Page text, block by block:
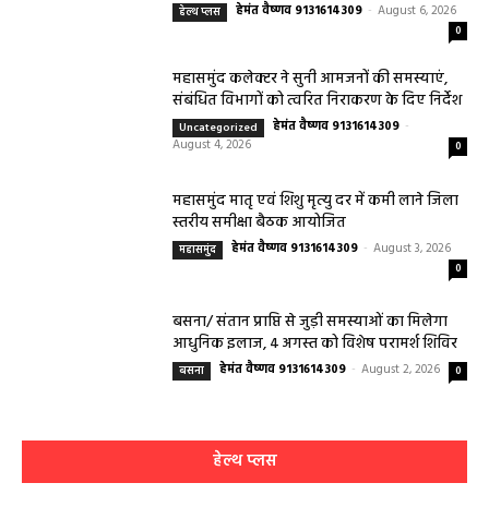
हेल्थ प्लस हेमंत वैष्णव 9131614309 - August 6, 2026
0
महासमुंद कलेक्टर ने सुनी आमजनों की समस्याएं,
संबंधित विभागों को त्वरित निराकरण के दिए निर्देश
Uncategorized हेमंत वैष्णव 9131614309 -
August 4, 2026
0
महासमुंद मातृ एवं शिशु मृत्यु दर में कमी लाने जिला
स्तरीय समीक्षा बैठक आयोजित
महासमुंद हेमंत वैष्णव 9131614309 - August 3, 2026
0
बसना/ संतान प्राप्ति से जुड़ी समस्याओं का मिलेगा
आधुनिक इलाज, 4 अगस्त को विशेष परामर्श शिविर
बसना हेमंत वैष्णव 9131614309 - August 2, 2026 0
हेल्थ प्लस